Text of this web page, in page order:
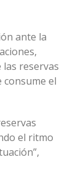
ante la
reservas
consume el
el ritmo